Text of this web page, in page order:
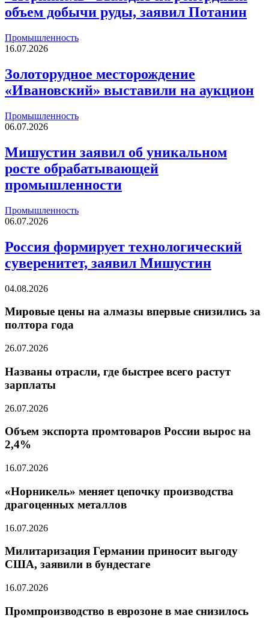
объем добычи руды, заявил Потанин
Промышленность
16.07.2026
Золоторудное месторождение
«Ивановский» выставили на аукцион
Промышленность
06.07.2026
Мишустин заявил об уникальном
росте обрабатывающей
промышленности
Промышленность
06.07.2026
Россия формирует технологический
суверенитет, заявил Мишустин
04.08.2026
Мировые цены на алмазы впервые снизились за
полтора года
26.07.2026
Названы отрасли, где быстрее всего растут
зарплаты
26.07.2026
Объем экспорта промтоваров России вырос на
2,4%
16.07.2026
«Норникель» меняет цепочку производства
драгоценных металлов
16.07.2026
Милитаризация Германии приносит выгоду
США, заявили в бундестаге
16.07.2026
Промпроизводство в еврозоне в мае снизилось